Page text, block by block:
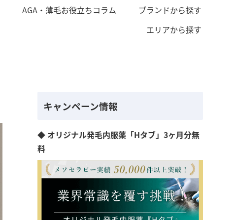
AGA・薄毛お役立ちコラム
ブランドから探す
エリアから探す
キャンペーン情報
◆ オリジナル発毛内服薬「Hタブ」3ヶ月分無
料